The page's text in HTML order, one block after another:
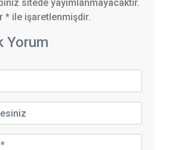
sitede yayımlanmayacaktır.
* ile işaretlenmişdir.
Yorum